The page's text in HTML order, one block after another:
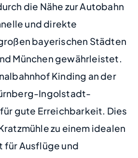
die Nähe zur Autobahn
und direkte
bayerischen Städten
München gewährleistet.
Kinding an der
Ingolstadt-
gute Erreichbarkeit. Dies
zu einem idealen
für Ausflüge und